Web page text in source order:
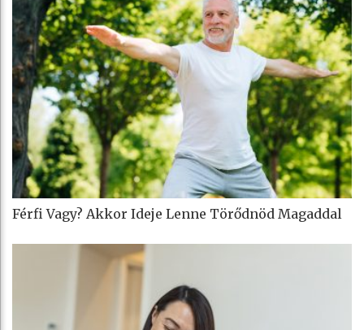
Férfi Vagy? Akkor Ideje Lenne Törődnöd Magaddal